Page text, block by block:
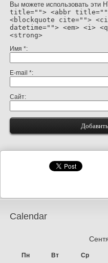
Вы можете использовать эти
title=""> <abbr
<blockquote cite="">
datetime=""> <em> <i>
<strong>
Имя *
E-mail *
Сайт
Calendar
Пн Вт Ср